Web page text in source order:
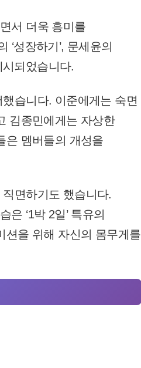
서 더욱 흥미를
‘성장하기’, 문세윤의
시되었습니다.
습니다. 이준에게는 숙면
김종민에게는 자상한
은 멤버들의 개성을
면하기도 했습니다.
‘1박 2일’ 특유의
션을 위해 자신의 몸무게를